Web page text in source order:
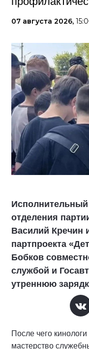
07 августа 2026,
Исполнительный
отделения
Василий Кречин
партпроекта
Бобков
службой и
утреннюю
После чего
мастерство